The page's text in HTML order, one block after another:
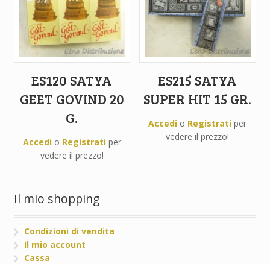
ES120 SATYA
GEET GOVIND 20
G.
Accedio Registratiper
vedere il prezzo!
ES215 SATYA
SUPER HIT 15 GR.
Accedi o Registrati per
vedere il prezzo!
Il mio shopping
Condizioni di vendita
Il mio account
Cassa